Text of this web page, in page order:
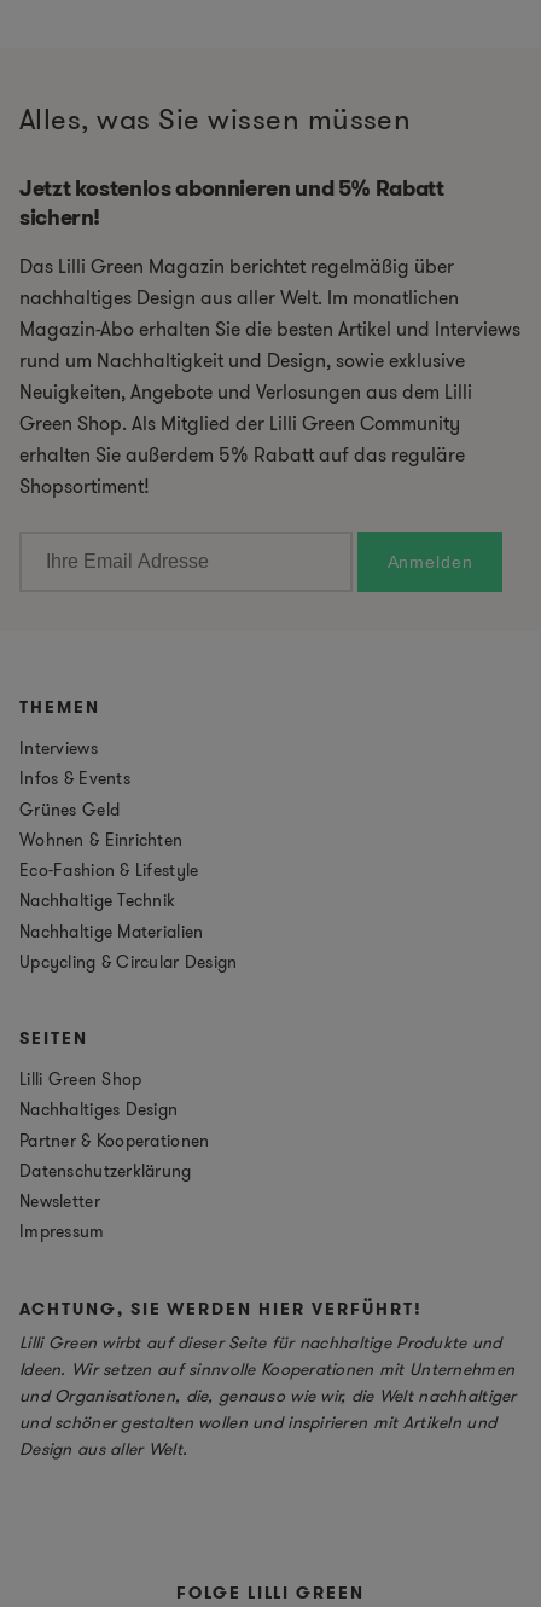
Alles, was Sie wissen müssen
Jetzt kostenlos abonnieren und 5% Rabatt
sichern!
Das Lilli Green Magazin berichtet regelmäßig über
nachhaltiges Design aus aller Welt. Im monatlichen
Magazin-Abo erhalten Sie die besten Artikel und Interviews
rund um Nachhaltigkeit und Design, sowie exklusive
Neuigkeiten, Angebote und Verlosungen aus dem Lilli
Green Shop. Als Mitglied der Lilli Green Community
erhalten Sie außerdem 5% Rabatt auf das reguläre
Shopsortiment!
THEMEN
Interviews
Infos & Events
Grünes Geld
Wohnen & Einrichten
Eco-Fashion & Lifestyle
Nachhaltige Technik
Nachhaltige Materialien
Upcycling & Circular Design
SEITEN
Lilli Green Shop
Nachhaltiges Design
Partner & Kooperationen
Datenschutzerklärung
Newsletter
Impressum
ACHTUNG, SIE WERDEN HIER VERFÜHRT!
Lilli Green wirbt auf dieser Seite für nachhaltige Produkte und
Ideen. Wir setzen auf sinnvolle Kooperationen mit Unternehmen
und Organisationen, die, genauso wie wir, die Welt nachhaltiger
und schöner gestalten wollen und inspirieren mit Artikeln und
Design aus aller Welt.
FOLGE LILLI GREEN